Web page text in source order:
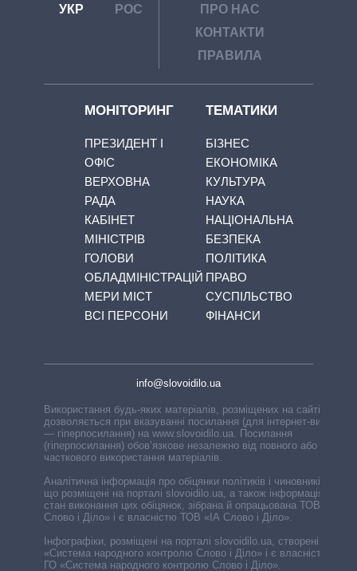
УКР РОС
ПРО НАС
КОНТАКТИ
ПРАВИЛА
МОНІТОРИНГ
ПРЕЗИДЕНТ І
ОФІС
ВЕРХОВНА
РАДА
КАБІНЕТ
МІНІСТРІВ
ГОЛОВИ
ОБЛАДМІНІСТРАЦІЙ
МЕРИ МІСТ
ВСІ ПЕРСОНИ
ТЕМАТИКИ
БІЗНЕС
ЕКОНОМІКА
КУЛЬТУРА
НАУКА
НАЦІОНАЛЬНА
БЕЗПЕКА
ПОЛІТИКА
ПРАВО
СУСПІЛЬСТВО
ФІНАНСИ
info@slovoidilo.ua
Використання будь-яких матеріалів, розміщених на сайті,
дозволяється при вказуванні посилання (для інтернет-видань
— гіперпосилання) на www.slovoidilo.ua. Посилання
(гіперпосилання) обов’язкове незалежно від повного або
часткового використання матеріалів.
Аналітична інформація про обіцянки політиків і чиновників,
що розміщені на порталі slovoidilo.ua, а також інформація про
стан виконання цих обіцянок, зібрана й опрацьована ТОВ «ІА
Слово і Діло» і є власністю ТОВ «ІА Слово і Діло».
Інфографіки, розміщені на порталі slovoidilo.ua, створені ГО
«Система народного контролю Слово і Діло» і є власністю
ГО «Система народного контролю Слово і Діло».